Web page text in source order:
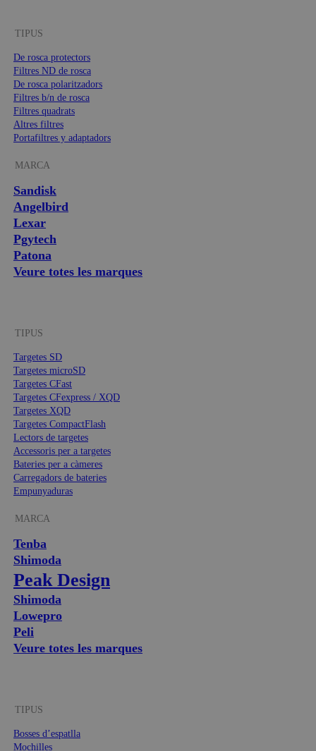
TIPUS
De rosca protectors
Filtres ND de rosca
De rosca polaritzadors
Filtres b/n de rosca
Filtres quadrats
Altres filtres
Portafiltres y adaptadors
MARCA
Sandisk
Angelbird
Lexar
Pgytech
Patona
Veure totes les marques
TIPUS
Targetes SD
Targetes microSD
Targetes CFast
Targetes CFexpress / XQD
Targetes XQD
Targetes CompactFlash
Lectors de targetes
Accessoris per a targetes
Bateries per a càmeres
Carregadors de bateries
Empunyaduras
MARCA
Tenba
Shimoda
Peak Design
Shimoda
Lowepro
Peli
Veure totes les marques
TIPUS
Bosses d’espatlla
Mochilles